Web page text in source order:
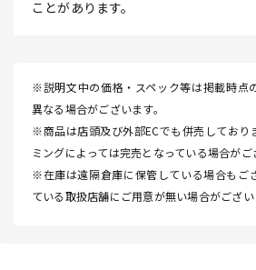
ことがあります。
※説明文中の価格・スペック等は掲載時点
異なる場合がございます。
※商品は店頭及び外部ECでも併売しており
ミングによっては完売となっている場合がご
※在庫は遠隔倉庫に保管している場合もご
ている取扱店舗にご用意が無い場合がござい